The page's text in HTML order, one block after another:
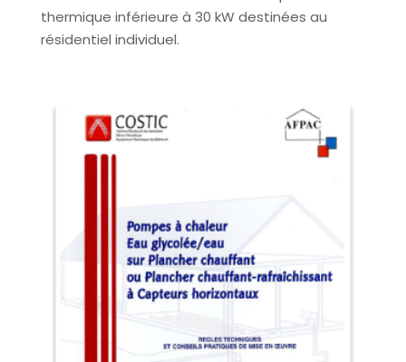
thermique inférieure à 30 kW destinées au
résidentiel individuel.